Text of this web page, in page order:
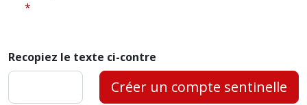
Recopiez le texte ci-contre
Créer un compte sentinelle